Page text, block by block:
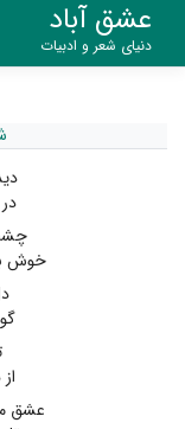
عشق آباد
دنیای شعر و ادبیات
خوش
عشق